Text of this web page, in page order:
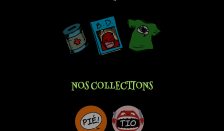
NOS COLLECTIONS